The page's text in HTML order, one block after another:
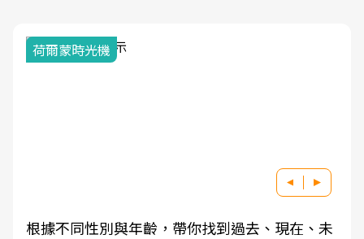
荷爾蒙時光機
根據不同性別與年齡，帶你找到過去、現在、未